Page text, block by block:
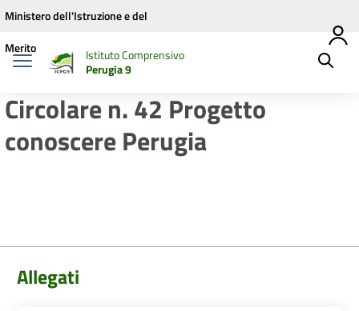
Vai ai contenuti
Vai al menu di navigazione
Vai al footer
Ministero dell'Istruzione e del
Merito
Istituto Comprensivo
Perugia 9
Circolare n. 42 Progetto
conoscere Perugia
Allegati